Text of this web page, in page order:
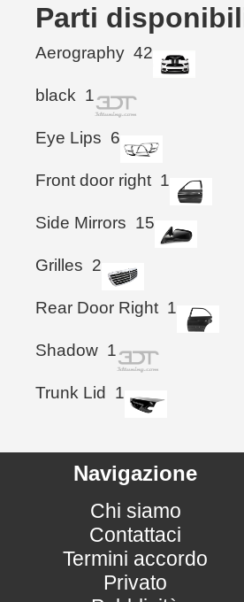
Parti
Aerography 42
black 1
Eye Lips 6
Front door right 1
Side Mirrors 15
Grilles 2
Rear Door Right 1
Shadow 1
Trunk Lid 1
Navigazione
Chi siamo
Contattaci
Termini accordo
Privato